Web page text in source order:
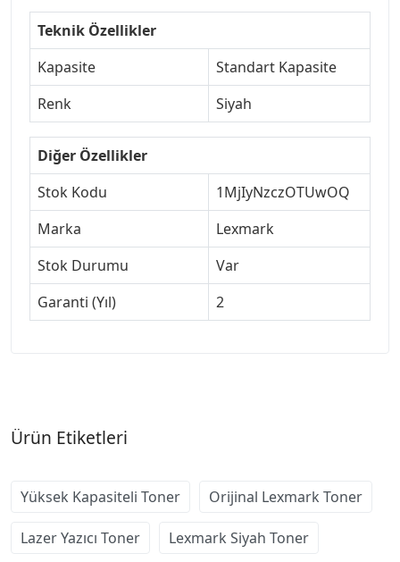
Teknik Özellikler
Kapasite
Standart Kapasite
Renk
Siyah
Diğer Özellikler
Stok Kodu
1MjIyNzczOTUwOQ
Marka
Lexmark
Stok Durumu
Var
Garanti (Yıl)
2
Ürün Etiketleri
Yüksek Kapasiteli Toner Orijinal Lexmark Toner
Lazer Yazıcı Toner Lexmark Siyah Toner